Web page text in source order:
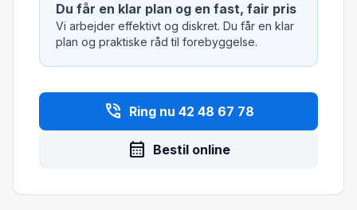
Du får en klar plan og en fast, fair pris
Vi arbejder effektivt og diskret. Du får en klar
plan og praktiske råd til forebyggelse.
phone_in_talk Ring nu 42 48 67 78
calendar_month Bestil online